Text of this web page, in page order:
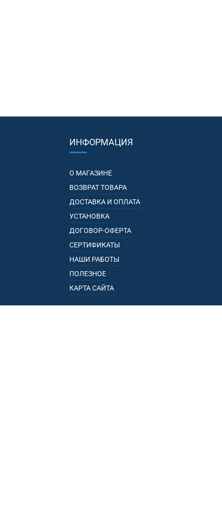
ИНФОРМАЦИЯ
О МАГАЗИНЕ
ВОЗВРАТ ТОВАРА
ДОСТАВКА И ОПЛАТА
УСТАНОВКА
ДОГОВОР-ОФЕРТА
СЕРТИФИКАТЫ
НАШИ РАБОТЫ
ПОЛЕЗНОЕ
КАРТА САЙТА